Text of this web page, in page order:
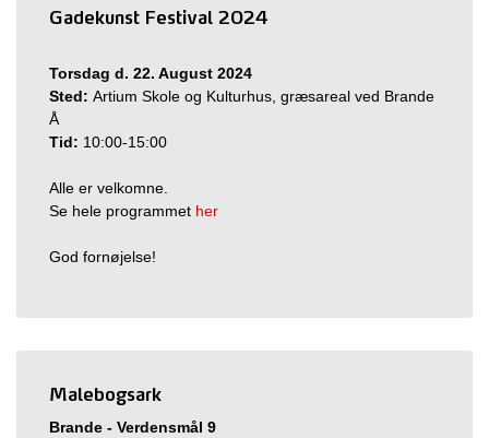
Gadekunst Festival 2024
Torsdag d. 22. August 2024
Sted: Artium Skole og Kulturhus, græsareal ved Brande
Å
Tid: 10:00-15:00
Alle er velkomne.
Se hele programmet her
God fornøjelse!
Malebogsark
Brande - Verdensmål 9